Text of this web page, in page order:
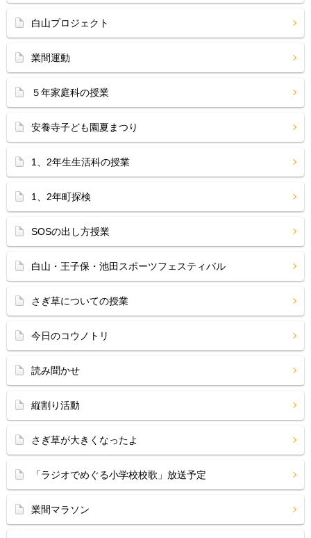
白山プロジェクト
業間運動
５年家庭科の授業
安養寺子ども園夏まつり
1、2年生生活科の授業
1、2年町探検
SOSの出し方授業
白山・王子保・池田スポーツフェスティバル
さぎ草についての授業
今日のコウノトリ
読み聞かせ
縦割り活動
さぎ草が大きくなったよ
「ラジオでめぐる小学校校歌」放送予定
業間マラソン